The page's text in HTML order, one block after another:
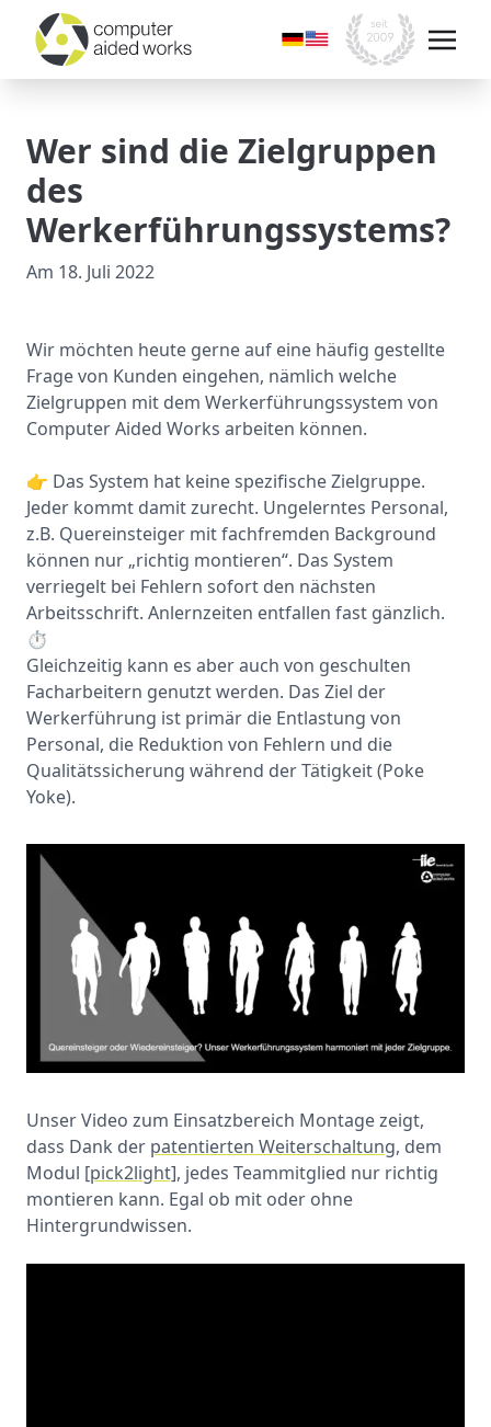
Wer sind die Zielgruppen
des
Werkerführungssystems?
Am 18. Juli 2022
Wir möchten heute gerne auf eine häufig gestellte
Frage von Kunden eingehen, nämlich welche
Zielgruppen mit dem Werkerführungssystem von
Computer Aided Works arbeiten können.
👉 Das System hat keine spezifische Zielgruppe.
Jeder kommt damit zurecht. Ungelerntes Personal,
z.B. Quereinsteiger mit fachfremden Background
können nur „richtig montieren“. Das System
verriegelt bei Fehlern sofort den nächsten
Arbeitsschrift. Anlernzeiten entfallen fast gänzlich.
⏱
Gleichzeitig kann es aber auch von geschulten
Facharbeitern genutzt werden. Das Ziel der
Werkerführung ist primär die Entlastung von
Personal, die Reduktion von Fehlern und die
Qualitätssicherung während der Tätigkeit (Poke
Yoke).
Unser Video zum Einsatzbereich Montage zeigt,
dass Dank der patentierten Weiterschaltung, dem
Modul [pick2light], jedes Teammitglied nur richtig
montieren kann. Egal ob mit oder ohne
Hintergrundwissen.